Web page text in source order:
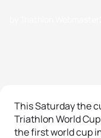
This Saturday the
Triathlon World
the first world cup